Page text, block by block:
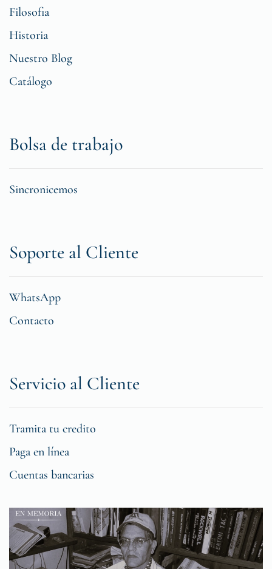
Filosofia
Historia
Nuestro Blog
Catálogo
Bolsa de trabajo
Sincronicemos
Soporte al Cliente
WhatsApp
Contacto
Servicio al Cliente
Tramita tu credito
Paga en línea
Cuentas bancarias